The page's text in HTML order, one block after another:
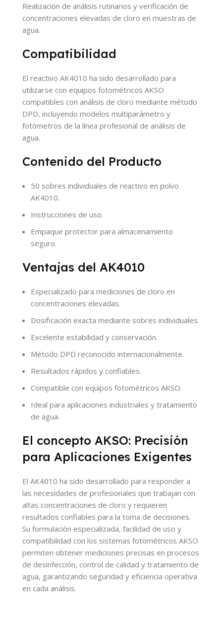
Realización de análisis rutinarios y verificación de
concentraciones elevadas de cloro en muestras de
agua.
Compatibilidad
El reactivo AK4010 ha sido desarrollado para
utilizarse con equipos fotométricos AKSO
compatibles con análisis de cloro mediante método
DPD, incluyendo modelos multiparámetro y
fotómetros de la línea profesional de análisis de
agua.
Contenido del Producto
50 sobres individuales de reactivo en polvo
AK4010.
Instrucciones de uso.
Empaque protector para almacenamiento
seguro.
Ventajas del AK4010
Especializado para mediciones de cloro en
concentraciones elevadas.
Dosificación exacta mediante sobres individuales.
Excelente estabilidad y conservación.
Método DPD reconocido internacionalmente.
Resultados rápidos y confiables.
Compatible con equipos fotométricos AKSO.
Ideal para aplicaciones industriales y tratamiento
de agua.
El concepto AKSO: Precisión
para Aplicaciones Exigentes
El AK4010 ha sido desarrollado para responder a
las necesidades de profesionales que trabajan con
altas concentraciones de cloro y requieren
resultados confiables para la toma de decisiones.
Su formulación especializada, facilidad de uso y
compatibilidad con los sistemas fotométricos AKSO
permiten obtener mediciones precisas en procesos
de desinfección, control de calidad y tratamiento de
agua, garantizando seguridad y eficiencia operativa
en cada análisis.